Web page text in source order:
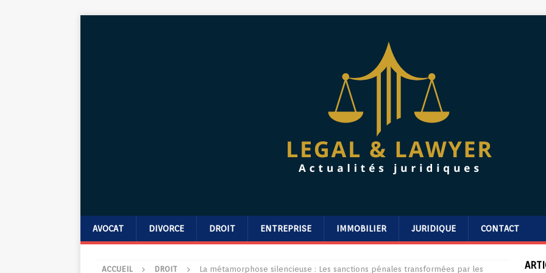
AVOCAT DIVORCE DROIT ENTREPRISE IMMOBILIER JURIDIQUE CONTACT
ACCUEIL DROIT
La métamorphose silencieuse : Les sanctions pénales transformées par les